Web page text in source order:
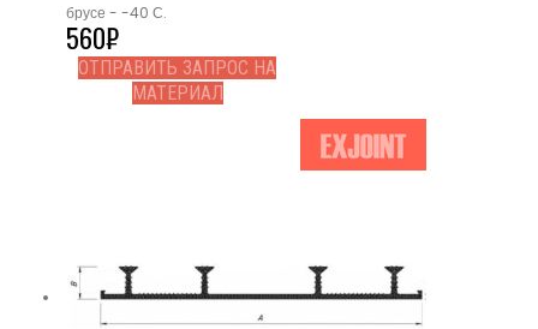
брусе - -40 С.
560₽
ОТПРАВИТЬ ЗАПРОС НА
МАТЕРИАЛ